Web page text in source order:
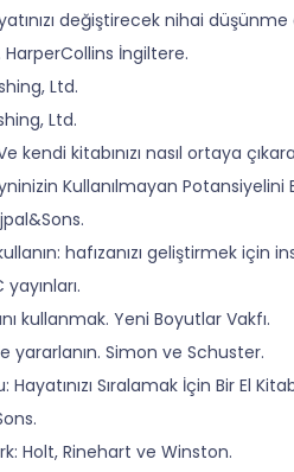
değiştirecek nihai düşünme
HarperCollins İngiltere.
Ltd.
Ltd.
kendi kitabınızı nasıl ortaya
Kullanılmayan
hafızanızı geliştirmek
yayınları.
kullanmak. Yeni Boyutlar Vakfı.
yararlanın. Simon ve Schuster.
Hayatınızı Sıralamak İçin Bir El
Holt, Rinehart ve Winston.